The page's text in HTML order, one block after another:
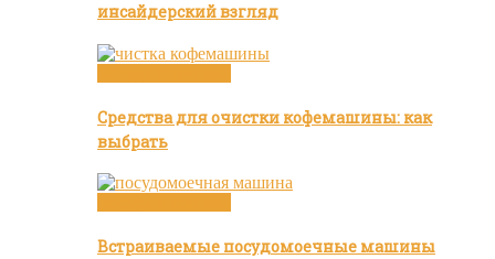
инсайдерский взгляд
Средства для очистки кофемашины: как
выбрать
Встраиваемые посудомоечные машины